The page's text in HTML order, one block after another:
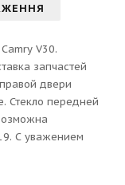
V30.
запчастей
двери
Стекло передней
С уважением